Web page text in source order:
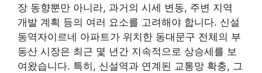
장 동향뿐만 아니라, 과거의 시세 변동, 주변 지역
개발 계획 등의 여러 요소를 고려해야 합니다. 신설
동역자이르네 아파트가 위치한 동대문구 전체의 부
동산 시장은 최근 몇 년간 지속적으로 상승세를 보
여왔습니다. 특히, 신설역과 연계된 교통망 확충, 그